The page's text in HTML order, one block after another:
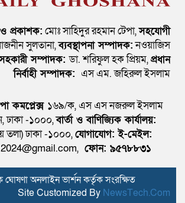
প্রকাশক: মোঃ সাহিদুর রহমান টেপা,সহযোগী
সুলতানা,ব্যবস্থাপনা সম্পাদক:নওয়াজিস
সম্পাদক: ডা. শরিফুল হক প্রিয়ম,প্রধান
নির্বাহী সম্পাদক: এস এম. জহিরুল ইসলাম
কমপ্লেক্স ১৬৯/ক, এস এস নজরুল ইসলাম
ঢাকা -১০০০,বার্তা ও বাণিজ্যিক কার্যালয়:
ঢাকা -১০০০,যোগাযোগ:ই-মেইল:
ফোন: ৯৫৭৮৮৩১
অনলাইন ভার্শন কর্তৃক সংরক্ষিত
Site Customized By NewsTech.Com